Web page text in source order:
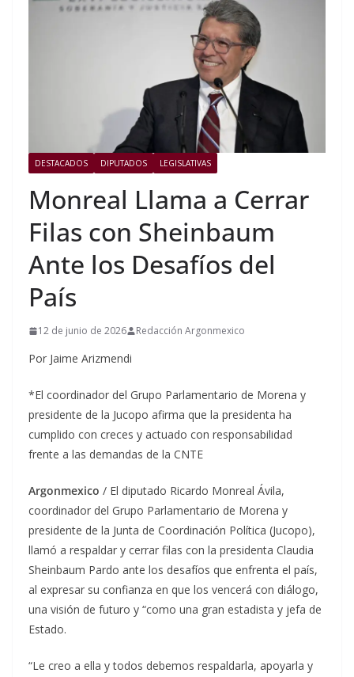
DESTACADOS DIPUTADOS LEGISLATIVAS
Monreal Llama a Cerrar
Filas con Sheinbaum
Ante los Desafíos del
País
12 de junio de 2026 Redacción Argonmexico
Por Jaime Arizmendi
*El coordinador del Grupo Parlamentario de Morena y
presidente de la Jucopo afirma que la presidenta ha
cumplido con creces y actuado con responsabilidad
frente a las demandas de la CNTE
Argonmexico / El diputado Ricardo Monreal Ávila,
coordinador del Grupo Parlamentario de Morena y
presidente de la Junta de Coordinación Política (Jucopo),
llamó a respaldar y cerrar filas con la presidenta Claudia
Sheinbaum Pardo ante los desafíos que enfrenta el país,
al expresar su confianza en que los vencerá con diálogo,
una visión de futuro y “como una gran estadista y jefa de
Estado.
“Le creo a ella y todos debemos respaldarla, apoyarla y